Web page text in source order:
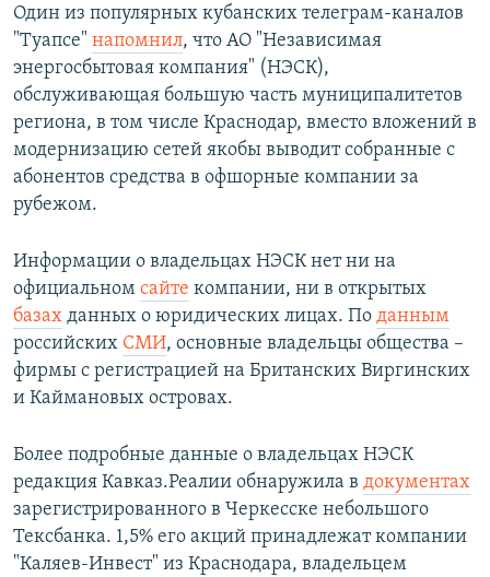
Один из популярных кубанских телеграм-каналов
"Туапсе" напомнил, что АО "Независимая
энергосбытовая компания" (НЭСК),
обслуживающая большую часть муниципалитетов
региона, в том числе Краснодар, вместо вложений в
модернизацию сетей якобы выводит собранные с
абонентов средства в офшорные компании за
рубежом.
Информации о владельцах НЭСК нет ни на
официальном сайте компании, ни в открытых
базах данных о юридических лицах. По данным
российских СМИ, основные владельцы общества –
фирмы с регистрацией на Британских Виргинских
и Каймановых островах.
Более подробные данные о владельцах НЭСК
редакция Кавказ.Реалии обнаружила в документах
зарегистрированного в Черкесске небольшого
Тексбанка. 1,5% его акций принадлежат компании
"Каляев-Инвест" из Краснодара, владельцем